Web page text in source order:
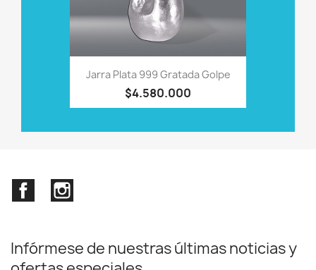
Jarra Plata 999 Gratada Golpe
$4.580.000
Facebook
Infórmese de nuestras últimas noticias y